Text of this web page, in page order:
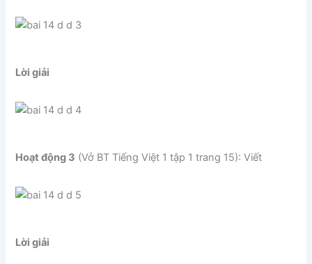
Lời giải
Hoạt động 3 (Vở BT Tiếng Việt 1 tập 1 trang 15): Viết
Lời giải